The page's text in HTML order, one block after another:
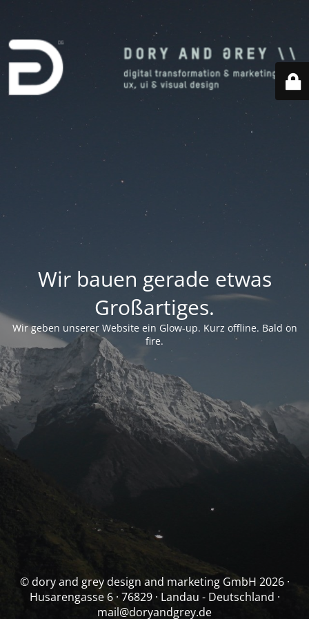
Wir bauen gerade etwas
Großartiges.
Wir geben unserer Website ein Glow-up. Kurz offline. Bald on
fire.
© dory and grey design and marketing GmbH 2026 ·
Husarengasse 6 · 76829 · Landau - Deutschland ·
mail@doryandgrey.de